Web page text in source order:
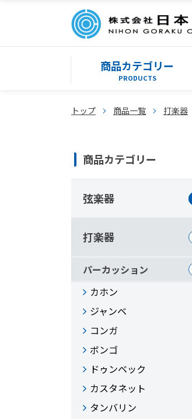
商品カテゴリー
PRODUCTS
トップ 商品一覧 打楽器
商品カテゴリー
弦楽器
打楽器
パーカッション
カホン
ジャンベ
コンガ
ボンゴ
ドゥンベック
カスタネット
タンバリン